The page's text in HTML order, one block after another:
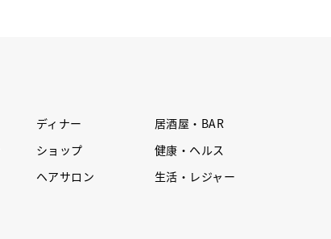
ディナー
居酒屋・BAR
ショップ
健康・ヘルス
ヘアサロン 生活・レジャー